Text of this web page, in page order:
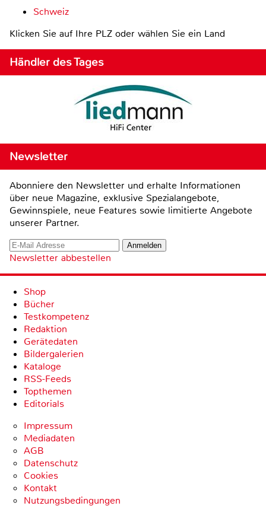
Schweiz
Klicken Sie auf Ihre PLZ oder wählen Sie ein Land
Händler des Tages
Newsletter
Abonniere den Newsletter und erhalte Informationen
über neue Magazine, exklusive Spezialangebote,
Gewinnspiele, neue Features sowie limitierte Angebote
unserer Partner.
Newsletter abbestellen
Shop
Bücher
Testkompetenz
Redaktion
Gerätedaten
Bildergalerien
Kataloge
RSS-Feeds
Topthemen
Editorials
Impressum
Mediadaten
AGB
Datenschutz
Cookies
Kontakt
Nutzungsbedingungen